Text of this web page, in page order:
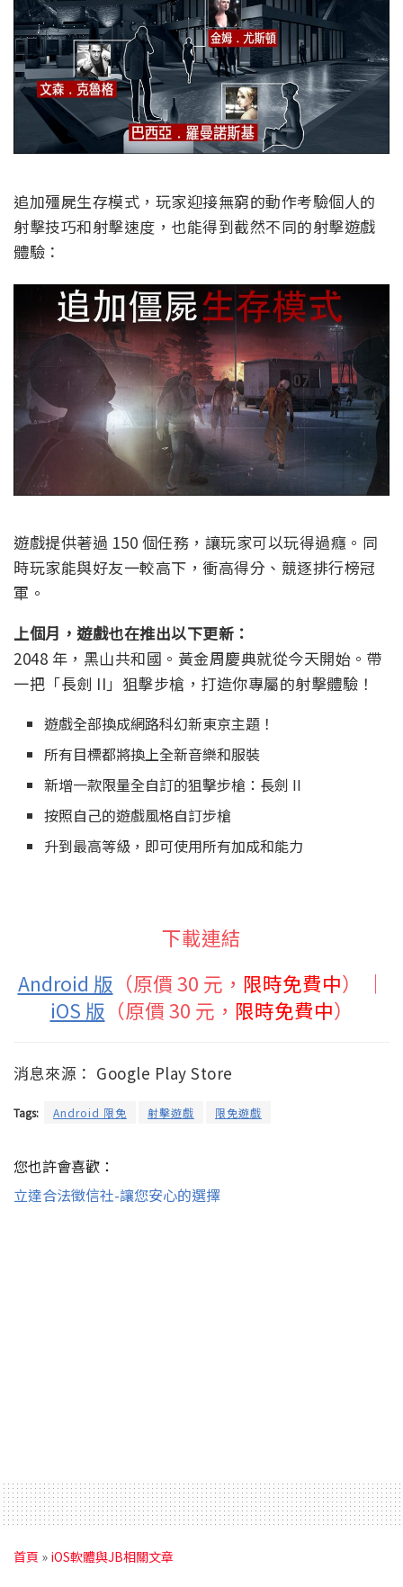
追加殭屍生存模式，玩家迎接無窮的動作考驗個人的
射擊技巧和射擊速度，也能得到截然不同的射擊遊戲
體驗：
遊戲提供著過 150 個任務，讓玩家可以玩得過癮。同
時玩家能與好友一較高下，衝高得分、競逐排行榜冠
軍。
上個月，遊戲也在推出以下更新：
2048 年，黑山共和國。黃金周慶典就從今天開始。帶
一把「長劍 II」狙擊步槍，打造你專屬的射擊體驗！
遊戲全部換成網路科幻新東京主題！
所有目標都將換上全新音樂和服裝
新增一款限量全自訂的狙擊步槍：長劍 II
按照自己的遊戲風格自訂步槍
升到最高等級，即可使用所有加成和能力
下載連結
Android 版 （原價 30 元， 限時免費中） ｜
iOS 版 （原價 30 元， 限時免費中）
消息來源： Google Play Store
Tags: Android 限免 射擊遊戲 限免遊戲
您也許會喜歡：
立達合法徵信社-讓您安心的選擇
首頁 » iOS軟體與JB相關文章